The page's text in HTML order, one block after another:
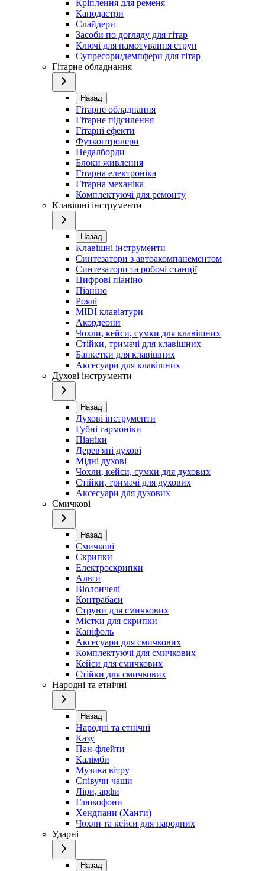
Кріплення для ременя
Каподастри
Слайдери
Засоби по догляду для гітар
Ключі для намотування струн
Супресори/демпфери для гітар
Гітарне обладнання
Назад
Гітарне обладнання
Гітарне підсилення
Гітарні ефекти
Футконтролери
Педалборди
Блоки живлення
Гітарна електроніка
Гітарна механіка
Комплектуючі для ремонту
Клавішні інструменти
Назад
Клавішні інструменти
Синтезатори з автоакомпанементом
Синтезатори та робочі станції
Цифрові піаніно
Піаніно
Роялі
MIDI клавіатури
Акордеони
Чохли, кейси, сумки для клавішних
Стійки, тримачі для клавішних
Банкетки для клавішних
Аксесуари для клавішних
Духові інструменти
Назад
Духові інструменти
Губні гармоніки
Піаніки
Дерев'яні духові
Мідні духові
Чохли, кейси, сумки для духових
Стійки, тримачі для духових
Аксесуари для духових
Смичкові
Назад
Смичкові
Скрипки
Електроскрипки
Альти
Віолончелі
Контрабаси
Струни для смичкових
Містки для скрипки
Каніфоль
Аксесуари для смичкових
Комплектуючі для смичкових
Кейси для смичкових
Стійки для смичкових
Народні та етнічні
Назад
Народні та етнічні
Казу
Пан-флейти
Калімби
Музика вітру
Співучи чаши
Ліри, арфи
Глюкофони
Хендпани (Ханги)
Чохли та кейси для народних
Ударні
Назад